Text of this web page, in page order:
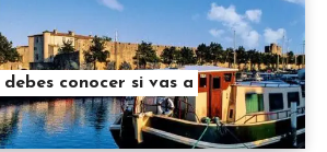
conocer si vas a